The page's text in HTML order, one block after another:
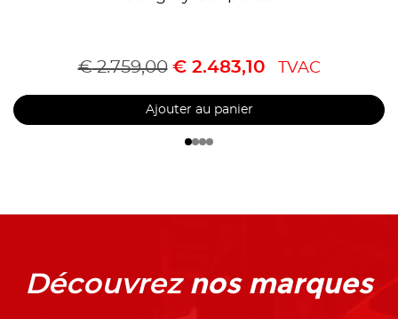
€2.759,00 €2.483,10 TVAC
Ajouter au panier
Découvrez nos marques